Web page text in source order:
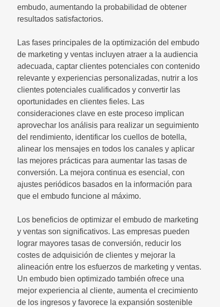
embudo, aumentando la probabilidad de obtener
resultados satisfactorios.
Las fases principales de la optimización del embudo
de marketing y ventas incluyen atraer a la audiencia
adecuada, captar clientes potenciales con contenido
relevante y experiencias personalizadas, nutrir a los
clientes potenciales cualificados y convertir las
oportunidades en clientes fieles. Las
consideraciones clave en este proceso implican
aprovechar los análisis para realizar un seguimiento
del rendimiento, identificar los cuellos de botella,
alinear los mensajes en todos los canales y aplicar
las mejores prácticas para aumentar las tasas de
conversión. La mejora continua es esencial, con
ajustes periódicos basados en la información para
que el embudo funcione al máximo.
Los beneficios de optimizar el embudo de marketing
y ventas son significativos. Las empresas pueden
lograr mayores tasas de conversión, reducir los
costes de adquisición de clientes y mejorar la
alineación entre los esfuerzos de marketing y ventas.
Un embudo bien optimizado también ofrece una
mejor experiencia al cliente, aumenta el crecimiento
de los ingresos y favorece la expansión sostenible